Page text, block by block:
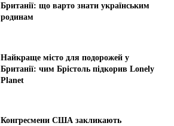
Британії: що варто знати українським
родинам
Найкраще місто для подорожей у
Британії: чим Брістоль підкорив Lonely
Planet
Конгресмени США закликають